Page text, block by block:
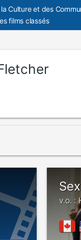
Culture et des
films classés
v.o. :